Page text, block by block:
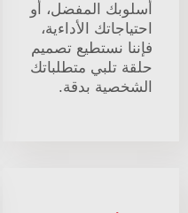
أسلوبك المفضل، أو
احتياجاتك الأداءية،
فإننا نستطيع تصميم
حلقة تلبي متطلباتك
الشخصية بدقة.